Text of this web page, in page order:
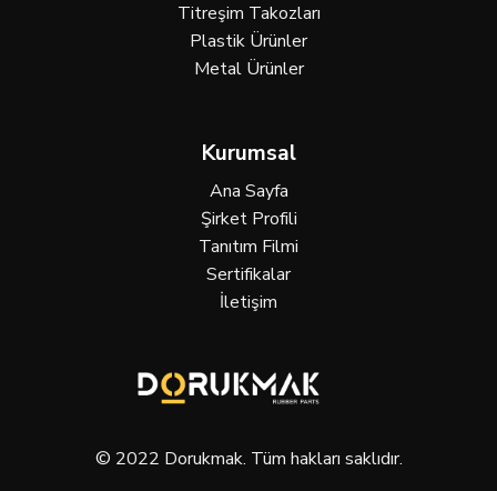
Titreşim Takozları
Plastik Ürünler
Metal Ürünler
Kurumsal
Ana Sayfa
Şirket Profili
Tanıtım Filmi
Sertifikalar
İletişim
© 2022 Dorukmak. Tüm hakları saklıdır.